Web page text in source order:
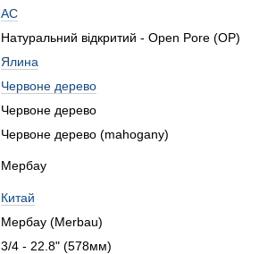
AC
Натуральний відкритий - Open Pore (OP)
Ялина
Червоне дерево
Червоне дерево
Червоне дерево (mahogany)
Мербау
Китай
Мербау (Merbau)
3/4 - 22.8" (578мм)